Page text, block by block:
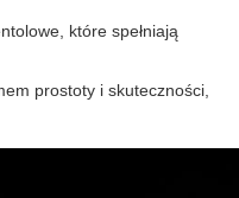
które spełniają
prostoty i skuteczności,